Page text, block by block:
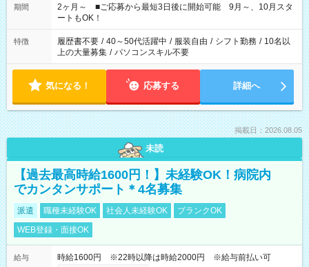
など、あなたのご希望に沿ったお仕事をご紹介します！ ※Wワ
ーク希望の方へ 今ご覧のお仕事で希望する勤務時間と、もう1つ
のお仕事の勤務時間。 合計で週40時間を超える場合は応募でき
ません
期間
2ヶ月～ ■ご応募から最短3日後に開始可能 9月～、10月スタ
ートもOK！
特徴 履歴書不要 / 40～50代活躍中 / 服装自由 / シフト勤務 / 10名以
上の大量募集 / パソコンスキル不要
気になる！ 応募する 詳細へ
掲載日：2026.08.05
未読
【過去最高時給1600円！】未経験OK！病院内
でカンタンサポート＊4名募集
派遣 職種未経験OK 社会人未経験OK
ブランクOK
WEB登録・面接OK
給与
時給1600円 ※22時以降は時給2000円 ※給与前払い可